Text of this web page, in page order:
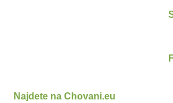
Najdete na Chovani.eu